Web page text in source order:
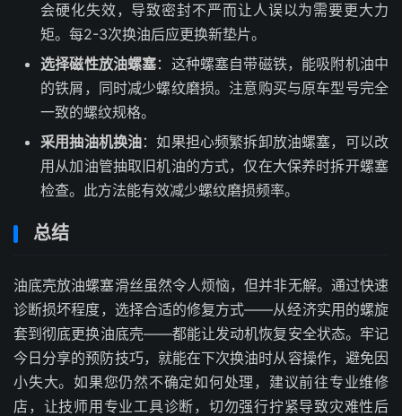
会硬化失效，导致密封不严而让人误以为需要更大力
矩。每2-3次换油后应更换新垫片。
选择磁性放油螺塞：这种螺塞自带磁铁，能吸附机油中
的铁屑，同时减少螺纹磨损。注意购买与原车型号完全
一致的螺纹规格。
采用抽油机换油：如果担心频繁拆卸放油螺塞，可以改
用从加油管抽取旧机油的方式，仅在大保养时拆开螺塞
检查。此方法能有效减少螺纹磨损频率。
总结
油底壳放油螺塞滑丝虽然令人烦恼，但并非无解。通过快速
诊断损坏程度，选择合适的修复方式——从经济实用的螺旋
套到彻底更换油底壳——都能让发动机恢复安全状态。牢记
今日分享的预防技巧，就能在下次换油时从容操作，避免因
小失大。如果您仍然不确定如何处理，建议前往专业维修
店，让技师用专业工具诊断，切勿强行拧紧导致灾难性后